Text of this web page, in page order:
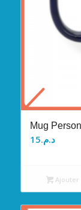
Mug
د.م.15
Ajouter